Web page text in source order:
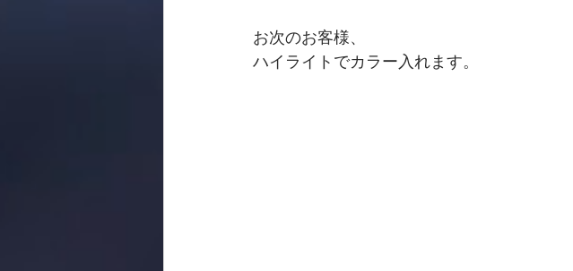
お次のお客様、
ハイライトでカラー入れます。